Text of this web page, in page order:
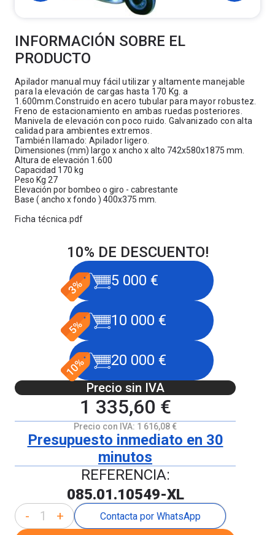
INFORMACIÓN SOBRE EL
PRODUCTO
Apilador manual muy fácil utilizar y altamente manejable
para la elevación de cargas hasta 170 Kg. a
1.600mm.Construido en acero tubular para mayor robustez.
Freno de estacionamiento en ambas ruedas posteriores.
Manivela de elevación con poco ruido. Galvanizado con alta
calidad para ambientes extremos.
También llamado: Apilador ligero.
Dimensiones (mm) largo x ancho x alto 742x580x1875 mm.
Altura de elevación 1.600
Capacidad 170 kg
Peso Kg 27
Elevación por bombeo o giro - cabrestante
Base ( ancho x fondo ) 400x375 mm.
Ficha técnica.pdf
10% DE DESCUENTO!
5 000 €
10 000 €
20 000 €
Precio sin IVA
1 335,60 €
Precio con IVA: 1 616,08 €
Presupuesto inmediato en 30
minutos
REFERENCIA:
085.01.10549-XL
- + Contacta por WhatsApp